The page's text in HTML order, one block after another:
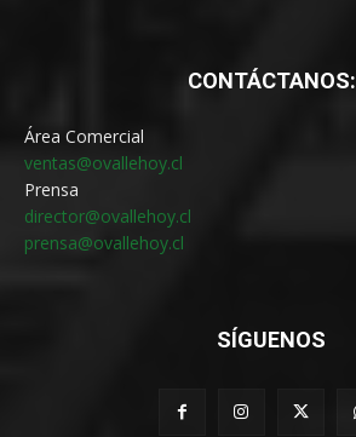
CONTÁCTANOS:
Área Comercial
ventas@ovallehoy.cl
Prensa
director@ovallehoy.cl
prensa@ovallehoy.cl
SÍGUENOS